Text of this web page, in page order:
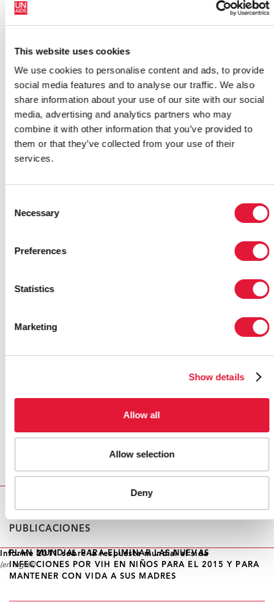
This website uses cookies
We use cookies to personalise content and ads, to provide
social media features and to analyse our traffic. We also
share information about your use of our site with our social
media, advertising and analytics partners who may
combine it with other information that you’ve provided to
them or that they’ve collected from your use of their
services.
Selection
Necessary
Preferences
Statistics
Marketing
Show details
Allow all
Allow selection
Deny
La respuesta al sida representa una oportunidad
El Sr. Sidibé se unió al presidente Deby Itno en un
acto el 31 de mayo para iniciar el plan nacional que
tiene por objetivo eliminar los nuevos casos de
contagio del VIH en niños. Chad es uno de los 22
países incluidos en el Plan Mundial para eliminar las
nuevas infecciones por VIH en niños para el 2015 y
para mantener con vida a sus madres.
Emmanuel Nadingar, el ministro de Salud Pública,
Mamouth Nahor Ngawara, y el ministro de Finanzas,
Antes de concluir su viaje de dos días, el Sr. Sidibé se
encontró con la primera dama de Chad, Hinda Deby
Itno, para conversar sobre el trabajo que desempeña
Mortalidad Materna en África (CARMMA). También
aprovechó la oportunidad para conversar con la red
VIH, presentado por el ministro de Asuntos Exteriores.
Sr. Sidibé con una de las mayores condecoraciones
del país, la deGrand Chancelier de l'ordre National du
(Gran Caballero de la Orden Nacional de Chad),
la respuesta mundial al sida.
PUBLICACIONES
PUBLICACIONES
Informe 2011 sobre la respuesta mundial al sida
(en inglés)
PLAN MUNDIAL PARA ELIMINAR LAS NUEVAS
INFECCIONES POR VIH EN NIÑOS PARA EL 2015 Y PARA
MANTENER CON VIDA A SUS MADRES